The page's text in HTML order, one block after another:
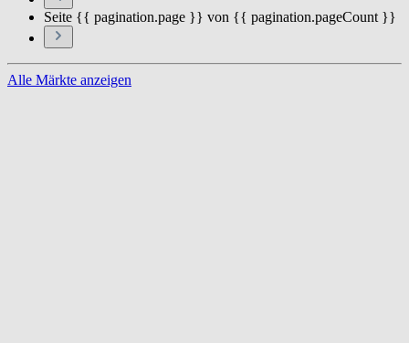
Seite {{ pagination.page }} von {{ pagination.pageCount }}
Alle Märkte anzeigen